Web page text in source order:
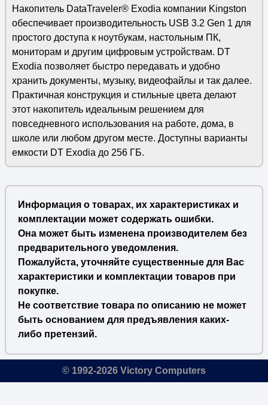
Накопитель DataTraveler® Exodia компании Kingston
обеспечивает производительность USB 3.2 Gen 1 для
простого доступа к ноутбукам, настольным ПК,
мониторам и другим цифровым устройствам. DT
Exodia позволяет быстро передавать и удобно
хранить документы, музыку, видеофайлы и так далее.
Практичная конструкция и стильные цвета делают
этот накопитель идеальным решением для
повседневного использования на работе, дома, в
школе или любом другом месте. Доступны варианты
емкости DT Exodia до 256 ГБ.
Информация о товарах, их характеристиках и
комплектации может содержать ошибки.
Она может быть изменена производителем без
предварительного уведомления.
Пожалуйста, уточняйте существенные для Вас
характеристики и комплектации товаров при
покупке.
Не соответствие товара по описанию не может
быть основанием для предъявления каких-
либо претензий.
© 1992-2026 Victory Computers